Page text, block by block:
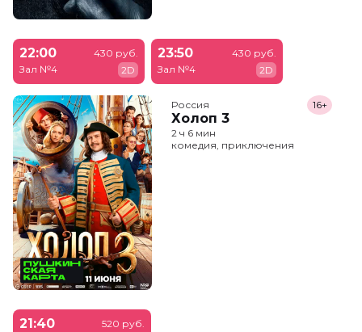
22:00
Зал №4
430 руб.
2D
23:50
Зал №4
430 руб.
2D
Россия
Холоп 3
16+
2 ч 6 мин
комедия, приключения
21:40
520 руб.